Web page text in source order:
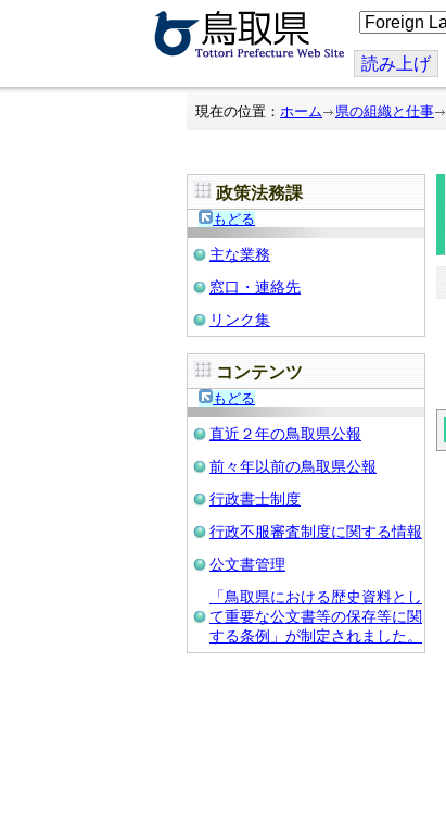
こ
の
ジ
を
翻
読み上げ
現在の位置： ホーム 県の組織と仕事
政策法務課
もどる
主な業務
窓口・連絡先
リンク集
コンテンツ
もどる
直近２年の鳥取県公報
前々年以前の鳥取県公報
行政書士制度
行政不服審査制度に関する情報
公文書管理
「鳥取県における歴史資料とし
て重要な公文書等の保存等に関
する条例」が制定されました。